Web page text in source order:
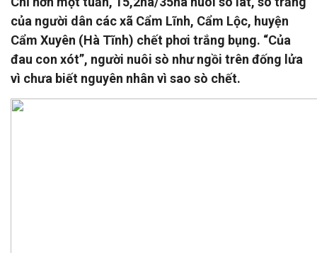
của người dân các xã Cẩm Lĩnh, Cẩm Lộc, huyện
Cẩm Xuyên (Hà Tĩnh) chết phơi trắng bụng. “Của
đau con xót”, người nuôi sò như ngồi trên đống lửa
vì chưa biết nguyên nhân vì sao sò chết.